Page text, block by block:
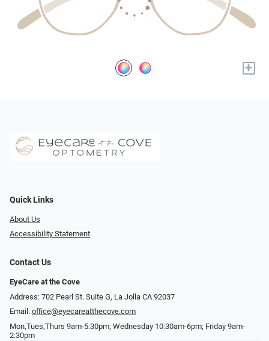
+
Quick Links
About Us
Accessibility Statement
Contact Us
EyeCare at the Cove
Address: 702 Pearl St. Suite G, La Jolla CA 92037
Email: office@eyecareatthecove.com
Mon,Tues,Thurs 9am-5:30pm; Wednesday 10:30am-6pm; Friday 9am-
2:30pm